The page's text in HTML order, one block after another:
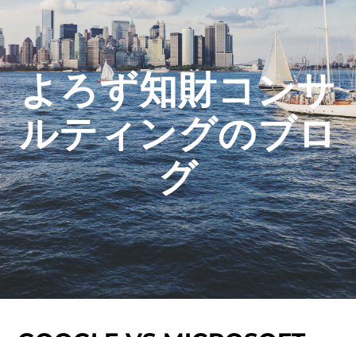
​よろず知財コンサ
ルティングのブロ
グ
生成AIを活用した知財戦略の策定方法
生成AIとの「壁打ち」で、新たな発明を創出する方法